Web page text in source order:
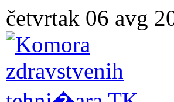
četvrtak 06 avg